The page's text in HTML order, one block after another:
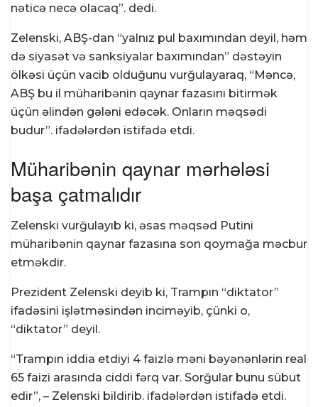
nəticə necə olacaq”. dedi.
Zelenski, ABŞ-dan “yalnız pul baxımından deyil, həm
də siyasət və sanksiyalar baxımından” dəstəyin
ölkəsi üçün vacib olduğunu vurğulayaraq, “Məncə,
ABŞ bu il müharibənin qaynar fazasını bitirmək
üçün əlindən gələni edəcək. Onların məqsədi
budur”. ifadələrdən istifadə etdi.
Müharibənin qaynar mərhələsi
başa çatmalıdır
Zelenski vurğulayıb ki, əsas məqsəd Putini
müharibənin qaynar fazasına son qoymağa məcbur
etməkdir.
Prezident Zelenski deyib ki, Trampın “diktator”
ifadəsini işlətməsindən inciməyib, çünki o,
“diktator” deyil.
“Trampın iddia etdiyi 4 faizlə məni bəyənənlərin real
65 faizi arasında ciddi fərq var. Sorğular bunu sübut
edir”, – Zelenski bildirib. ifadələrdən istifadə etdi.